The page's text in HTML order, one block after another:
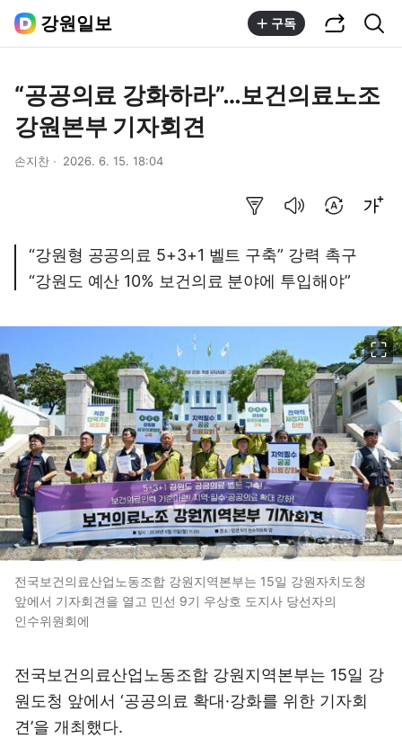
강원일보 구독
“공공의료 강화하라”…보건의료노조
강원본부 기자회견
손지찬 2026. 6. 15. 18:04
“강원형 공공의료 5+3+1 벨트 구축” 강력 촉구
“강원도 예산 10% 보건의료 분야에 투입해야”
전국보건의료산업노동조합 강원지역본부는 15일 강원자치도청
앞에서 기자회견을 열고 민선 9기 우상호 도지사 당선자의
인수위원회에
전국보건의료산업노동조합 강원지역본부는 15일 강
원도청 앞에서 ‘공공의료 확대·강화를 위한 기자회
견’을 개최했다.